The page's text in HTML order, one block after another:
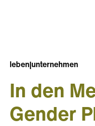
leben unternehmen
In den
Gender